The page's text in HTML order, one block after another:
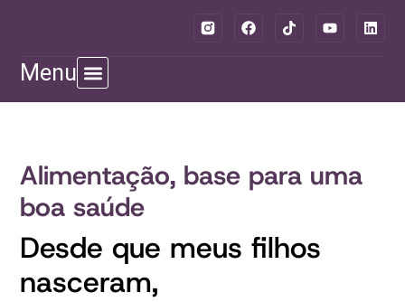
Menu
Alimentação, base para uma
boa saúde
Desde que meus filhos
nasceram,